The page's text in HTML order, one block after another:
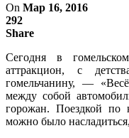
On Мар 16, 2016
292
Share
Сегодня в
аттракцион, с
гомельчанину, —
между собой
горожан. Поездкой по
можно было